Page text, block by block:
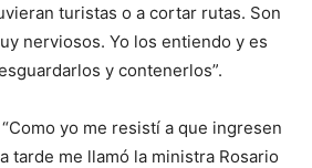
turistas o a cortar rutas. Son
nerviosos. Yo los entiendo y es
y contenerlos”.
yo me resistí a que ingresen
tarde me llamó la ministra Rosario